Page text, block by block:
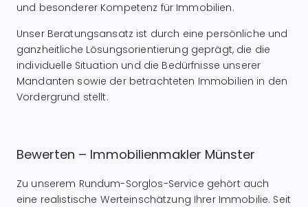
und besonderer Kompetenz für Immobilien.
Unser Beratungsansatz ist durch eine persönliche und
ganzheitliche Lösungsorientierung geprägt, die die
individuelle Situation und die Bedürfnisse unserer
Mandanten sowie der betrachteten Immobilien in den
Vordergrund stellt.
Bewerten – Immobilienmakler Münster
Zu unserem Rundum-Sorglos-Service gehört auch
eine realistische Werteinschätzung Ihrer Immobilie. Seit